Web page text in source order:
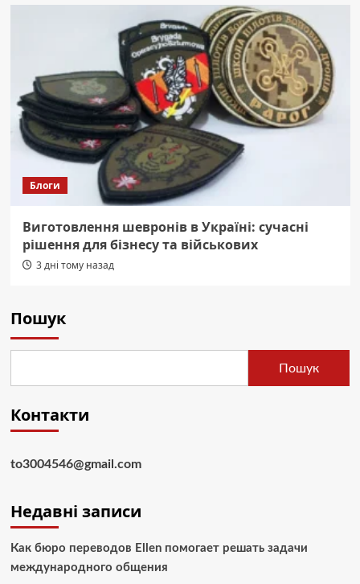
Блоги
Виготовлення шевронів в Україні: сучасні
рішення для бізнесу та військових
3 дні тому назад
Пошук
Пошук
Контакти
to3004546@gmail.com
Недавні записи
Как бюро переводов Ellen помогает решать задачи
международного общения